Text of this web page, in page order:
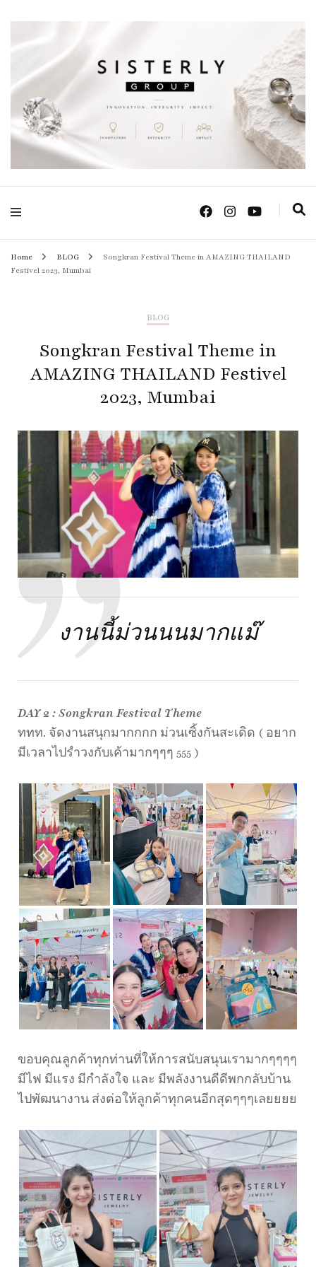
Sisterly Group
Thailand
Positive Power Jewelry แหวนแต่งงาน เครื่องประดับผู้หญิง จิวเวลรี จันทบุรี
Home BLOG
Songkran Festival Theme in AMAZING THAILAND
Festivel 2023, Mumbai
BLOG
Songkran Festival Theme in
AMAZING THAILAND Festivel
2023, Mumbai
งานนี้ม่วนนนมากแม๊
DAY 2 : Songkran Festival Theme
ททท. จัดงานสนุกมากกกก ม่วนเซิ้งกันสะเดิด ( อยาก
มีเวลาไปรำวงกับเค้ามากๆๆๆ 555 )
ขอบคุณลูกค้าทุกท่านที่ให้การสนับสนุนเรามากๆๆๆๆ
มีไฟ มีแรง มีกำลังใจ และ มีพลังงานดีดีพกกลับบ้าน
ไปพัฒนางาน ส่งต่อให้ลูกค้าทุกคนอีกสุดๆๆๆเลยยยย